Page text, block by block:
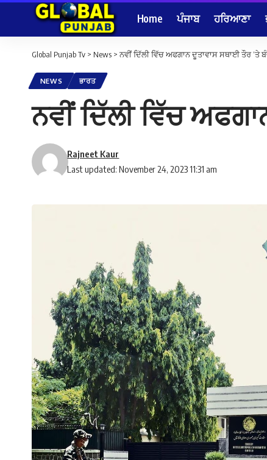
Home ਪੰਜਾਬ ਹਰਿਆਣਾ
Global Punjab Tv > News > ਨਵੀਂ ਦਿੱਲੀ ਵਿੱਚ ਅਫਗਾਨ ਦੂਤਾਵਾਸ ਸਥਾਈ ਤੌਰ ‘ਤੇ
NEWS ਭਾਰਤ
ਨਵੀਂ ਦਿੱਲੀ ਵਿੱਚ
Last updated: November 24, 2023 11:31 am
Rajneet Kaur